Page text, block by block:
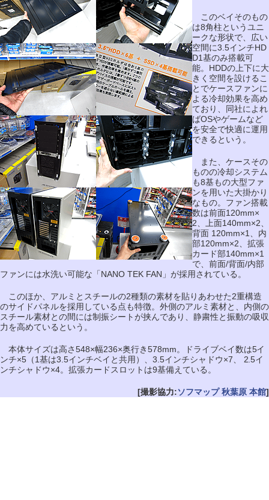
このベイそのもの
は8角柱というユニ
ークな形状で、広い
空間に3.5インチHD
D1基のみ搭載可
能。HDDの上下に大
きく空間を設けるこ
とでケースファンに
よる冷却効果を高め
ており、同社によれ
ばOSやゲームなど
を安全で快適に運用
できるという。
また、ケースその
ものの冷却システム
も8基もの大型ファ
ンを用いた大掛かり
なもの。ファン搭載
数は前面120mm×
2、上面140mm×2、
背面 120mm×1、内
部120mm×2、拡張
カード部140mm×1
で、前面/背面/内部
ファンには水洗い可能な「NANO TEK FAN」が採用されている。
このほか、アルミとスチールの2種類の素材を貼りあわせた2重構造
のサイドパネルを採用している点も特徴。外側のアルミ素材と、内側の
スチール素材との間には制振シートが挟んであり、静粛性と振動の吸収
力を高めているという。
本体サイズは高さ548×幅236×奥行き578mm。ドライブベイ数は5イ
ンチ×5（1基は3.5インチベイと共用）、3.5インチシャドウ×7、 2.5イ
ンチシャドウ×4。拡張カードスロットは9基備えている。
[撮影協力:ソフマップ 秋葉原 本館]